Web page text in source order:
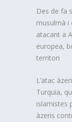
Des de fa
musulmà i
atacant a
europea,
territori
L’atac
Turquia,
islamistes
àzeris